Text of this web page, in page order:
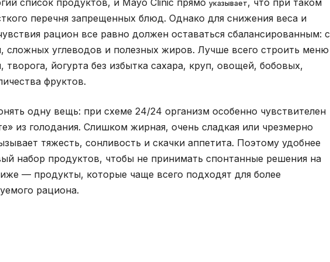
указывает
перечня запрещенных блюд. Однако для снижения веса и
рацион все равно должен оставаться сбалансированным: с
сложных углеводов и полезных жиров. Лучше всего строить меню
йогурта без избытка сахара, круп, овощей, бобовых,
фруктов.
одну вещь: при схеме 24/24 организм особенно чувствителен
из голодания. Слишком жирная, очень сладкая или чрезмерно
тяжесть, сонливость и скачки аппетита. Поэтому удобнее
набор продуктов, чтобы не принимать спонтанные решения на
— продукты, которые чаще всего подходят для более
рациона.